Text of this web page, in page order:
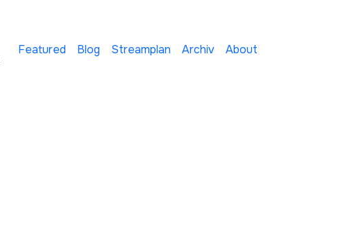
Featured Blog Streamplan Archiv About